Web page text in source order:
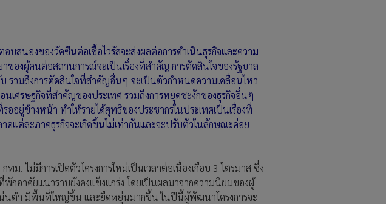
อบสนองของวัคซีนต่อเชื้อไวรัสจะส่งผลต่อการดำเนินธุรกิจและความ
ของผู้คนต่อสถานการณ์จะเป็นเรื่องที่สำคัญ การตัดสินใจของรัฐบาล
รวมถึงการตัดสินใจที่สำคัญอื่นๆ จะเป็นตัวกำหนดความเคลื่อนไหว
เศรษฐกิจที่สำคัญของประเทศ รวมถึงการหยุดชะงักของธุรกิจอื่นๆ
อยู่ข้างหน้า ทำให้รายได้สุทธิของประชากรในประเทศเป็นเรื่องที่
แต่ละภาคธุรกิจจะเกิดขึ้นไม่เท่ากันและจะปรับตัวในลักษณะค่อย
. ไม่มีการเปิดตัวโครงการใหม่เป็นเวลาต่อเนื่องเกือบ 3 ไตรมาส ซึ่ง
กอาศัยแนวราบยังคงแข็งแกร่ง โดยเป็นผลมาจากความนิยมของผู้
นต่ำ มีพื้นที่ใหญ่ขึ้น และยืดหยุ่นมากขึ้น ในปีนี้ผู้พัฒนาโครงการจะ